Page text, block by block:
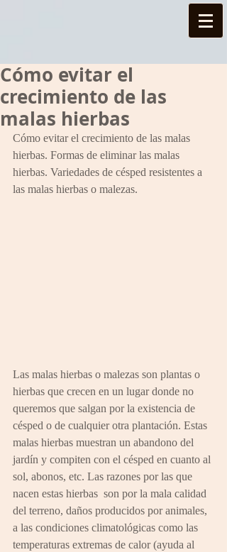
Cómo evitar el
crecimiento de las
malas hierbas
Cómo evitar el crecimiento de las malas
hierbas. Formas de eliminar las malas
hierbas. Variedades de césped resistentes a
las malas hierbas o malezas.
Las malas hierbas o malezas son plantas o
hierbas que crecen en un lugar donde no
queremos que salgan por la existencia de
césped o de cualquier otra plantación. Estas
malas hierbas muestran un abandono del
jardín y compiten con el césped en cuanto al
sol, abonos, etc. Las razones por las que
nacen estas hierbas  son por la mala calidad
del terreno, daños producidos por animales,
a las condiciones climatológicas como las
temperaturas extremas de calor (ayuda al